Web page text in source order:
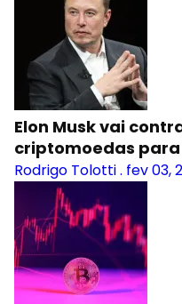
Elon Musk vai
criptomoedas
Rodrigo Tolotti. fev 03,